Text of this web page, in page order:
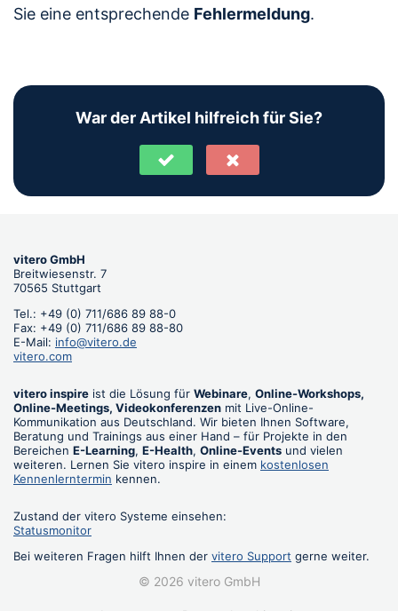
Sie eine entsprechende Fehlermeldung.
War der Artikel hilfreich für Sie?
vitero GmbH
Breitwiesenstr. 7
70565 Stuttgart
Tel.: +49 (0) 711/686 89 88-0
Fax: +49 (0) 711/686 89 88-80
E-Mail: info@vitero.de
vitero.com
vitero inspire ist die Lösung für Webinare, Online-Workshops,
Online-Meetings, Videokonferenzen mit Live-Online-
Kommunikation aus Deutschland. Wir bieten Ihnen Software,
Beratung und Trainings aus einer Hand – für Projekte in den
Bereichen E-Learning, E-Health, Online-Events und vielen
weiteren. Lernen Sie vitero inspire in einem kostenlosen
Kennenlerntermin kennen.
Zustand der vitero Systeme einsehen:
Statusmonitor
Bei weiteren Fragen hilft Ihnen der vitero Support gerne weiter.
© 2026 vitero GmbH